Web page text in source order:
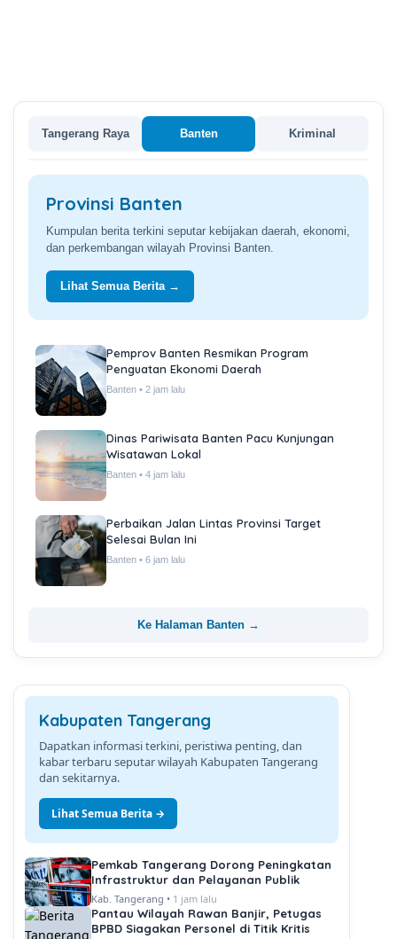
Tangerang Raya Banten Kriminal
Provinsi Banten
Kumpulan berita terkini seputar kebijakan daerah, ekonomi,
dan perkembangan wilayah Provinsi Banten.
Lihat Semua Berita →
Pemprov Banten Resmikan Program
Penguatan Ekonomi Daerah
Banten • 2 jam lalu
Dinas Pariwisata Banten Pacu Kunjungan
Wisatawan Lokal
Banten • 4 jam lalu
Perbaikan Jalan Lintas Provinsi Target
Selesai Bulan Ini
Banten • 6 jam lalu
Ke Halaman Banten →
Kabupaten Tangerang
Dapatkan informasi terkini, peristiwa penting, dan
kabar terbaru seputar wilayah Kabupaten Tangerang
dan sekitarnya.
Lihat Semua Berita →
Pemkab Tangerang Dorong Peningkatan
Infrastruktur dan Pelayanan Publik
Kab. Tangerang • 1 jam lalu
Pantau Wilayah Rawan Banjir, Petugas
BPBD Siagakan Personel di Titik Kritis